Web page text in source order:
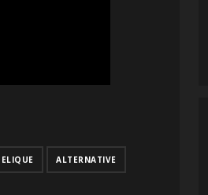
ALTERNATIVE